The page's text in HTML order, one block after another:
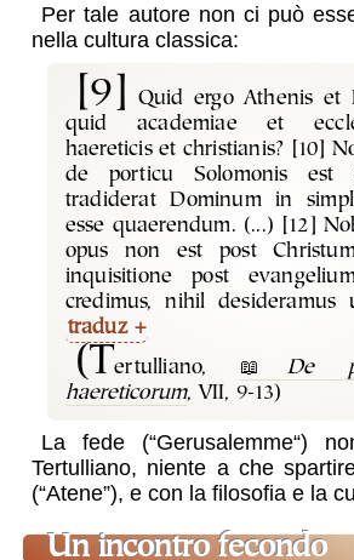
Per tale autore non ci può
nella cultura classica:
[9]
Quid ergo Athenis et
quid academiae et
haereticis et christianis? [10]
de porticu Solomonis
tradiderat Dominum in
esse quaerendum. (...) [12]
opus non est post
inquisitione post
credimus, nihil desideramus
traduz
(Tertulliano,
De
haereticorum, VII, 9-13)
La fede (“Gerusalemme“)
Tertulliano, niente a che
(“Atene”), e con la filosofia e la
un incontro fecondo